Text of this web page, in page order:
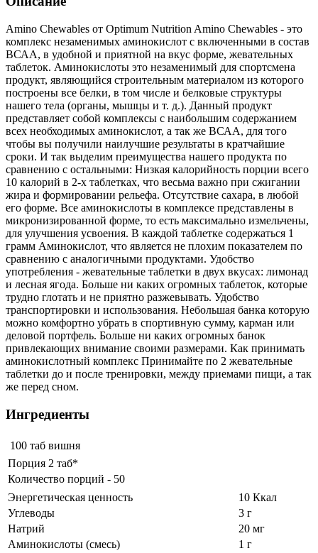
Amino Chewables от Optimum Nutrition Amino Chewables - это
комплекс незаменимых аминокислот с включенными в состав
ВСАА, в удобной и приятной на вкус форме, жевательных
таблеток. Аминокислоты это незаменимый для спортсмена
продукт, являющийся строительным материалом из которого
построены все белки, в том числе и белковые структуры
нашего тела (органы, мышцы и т. д.). Данный продукт
представляет собой комплексы с наибольшим содержанием
всех необходимых аминокислот, а так же ВСАА, для того
чтобы вы получили наилучшие результаты в кратчайшие
сроки. И так выделим преимущества нашего продукта по
сравнению с остальными: Низкая калорийность порции всего
10 калорий в 2-х таблетках, что весьма важно при сжигании
жира и формировании рельефа. Отсутствие сахара, в любой
его форме. Все аминокислоты в комплексе представлены в
микронизированной форме, то есть максимально измельчены,
для улучшения усвоения. В каждой таблетке содержаться 1
грамм Аминокислот, что является не плохим показателем по
сравнению с аналогичными продуктами. Удобство
употребления - жевательные таблетки в двух вкусах: лимонад
и лесная ягода. Больше ни каких огромных таблеток, которые
трудно глотать и не приятно разжевывать. Удобство
транспортировки и использования. Небольшая банка которую
можно комфортно убрать в спортивную сумму, карман или
деловой портфель. Больше ни каких огромных банок
привлекающих внимание своими размерами. Как принимать
аминокислотный комплекс Принимайте по 2 жевательные
таблетки до и после тренировки, между приемами пищи, а так
же перед сном.
Ингредиенты
100 таб вишня
Порция 2 таб*
Количество порций - 50
Энергетическая ценность
10 Ккал
Углеводы
3 г
Натрий
20 мг
Аминокислоты (смесь)
1 г